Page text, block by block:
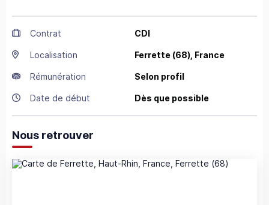
Contrat CDI
Localisation Ferrette (68), France
Rémunération Selon profil
Date de début Dès que possible
Nous retrouver